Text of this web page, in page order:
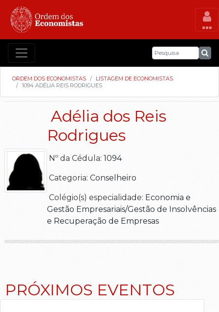
ORDEM DOS ECONOMISTAS
LISTAGEM DE ECONOMISTAS
1094 ADÉLIA REIS RODRIGUES
Adélia dos Reis
Rodrigues
Nº da Cédula: 1094
Categoria: Conselheiro
Colégio(s) especialidade: Economia e
Gestão Empresariais/Gestão de Insolvências
e Recuperação de Empresas
PRÓXIMOS EVENTOS